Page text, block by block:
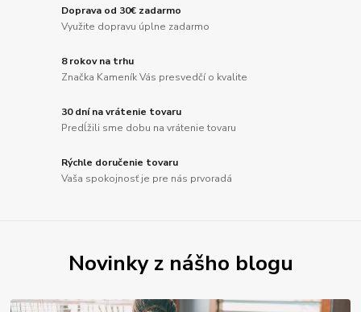
Doprava od 30€ zadarmo
Využite dopravu úplne zadarmo
8 rokov na trhu
Značka Kameník Vás presvedčí o kvalite
30 dní na vrátenie tovaru
Predĺžili sme dobu na vrátenie tovaru
Rýchle doručenie tovaru
Vaša spokojnosť je pre nás prvoradá
Novinky z nášho blogu